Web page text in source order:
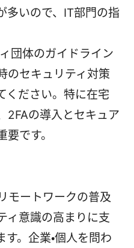
多いので、IT部門の指
団体のガイドライン
のセキュリティ対策
ください。特に在宅
2FAの導入とセキュア
です。
モートワークの普及
ィ意識の高まりに支
。企業・個人を問わ